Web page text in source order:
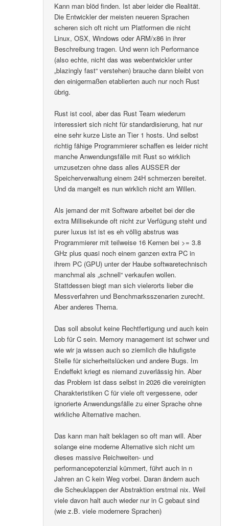
Kann man blöd finden. Ist aber leider die Realität.
Die Entwickler der meisten neueren Sprachen
scheren sich oft nicht um Platformen die nicht
Linux, OSX, Windows oder ARM/x86 in ihrer
Beschreibung tragen. Und wenn ich Performance
(also echte, nicht das was webentwickler unter
„blazingly fast“ verstehen) brauche dann bleibt von
den einigermaßen etablierten auch nur noch Rust
übrig.
Rust ist cool, aber das Rust Team wiederum
interessiert sich nicht für standardisierung, hat nur
eine sehr kurze Liste an Tier 1 hosts. Und selbst
richtig fähige Programmierer schaffen es leider nicht
manche Anwendungsfälle mit Rust so wirklich
umzusetzen ohne dass alles AUSSER der
Speicherverwaltung einem 24H schmerzen bereitet.
Und da mangelt es nun wirklich nicht am Willen.
Als jemand der mit Software arbeitet bei der die
extra Millisekunde oft nicht zur Verfügung steht und
purer luxus ist ist es eh völlig abstrus was
Programmierer mit teilweise 16 Kernen bei >= 3.8
GHz plus quasi noch einem ganzen extra PC in
ihrem PC (GPU) unter der Haube softwaretechnisch
manchmal als „schnell“ verkaufen wollen.
Stattdessen biegt man sich vielerorts lieber die
Messverfahren und Benchmarksszenarien zurecht.
Aber anderes Thema.
Das soll absolut keine Rechtfertigung und auch kein
Lob für C sein. Memory management ist schwer und
wie wir ja wissen auch so ziemlich die häufigste
Stelle für sicherheitslücken und andere Bugs. Im
Endeffekt kriegt es niemand zuverlässig hin. Aber
das Problem ist dass selbst in 2026 die vereinigten
Charakteristiken C für viele oft vergessene, oder
ignorierte Anwendungsfälle zu einer Sprache ohne
wirkliche Alternative machen.
Das kann man halt beklagen so oft man will. Aber
solange eine moderne Alternative sich nicht um
dieses massive Reichweiten- und
performancepotenzial kümmert, führt auch in n
Jahren an C kein Weg vorbei. Daran ändern auch
die Scheuklappen der Abstraktion erstmal nix. Weil
viele davon halt auch wieder nur in C gebaut sind
(wie z.B. viele modernere Sprachen)